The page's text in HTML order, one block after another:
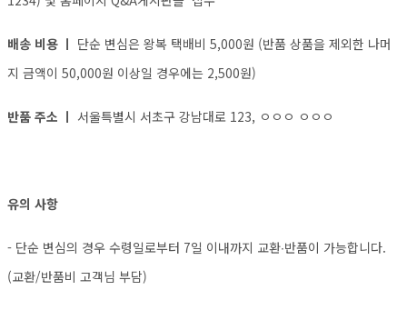
배송 비용 ㅣ 단순 변심은 왕복 택배비 5,000원 (반품 상품을 제외한 나머
지 금액이 50,000원 이상일 경우에는 2,500원)
반품 주소 ㅣ 서울특별시 서초구 강남대로 123, ㅇㅇㅇ ㅇㅇㅇ
유의 사항
- 단순 변심의 경우 수령일로부터 7일 이내까지 교환∙반품이 가능합니다.
(교환/반품비 고객님 부담)